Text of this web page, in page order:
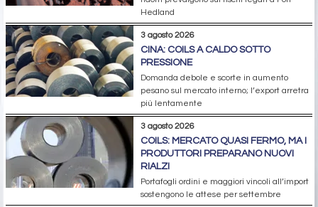
Hedland
3 agosto 2026
CINA: COILS A CALDO SOTTO
PRESSIONE
Domanda debole e scorte in aumento
pesano sul mercato interno; l’export arretra
più lentamente
3 agosto 2026
COILS: MERCATO QUASI FERMO, MA I
PRODUTTORI PREPARANO NUOVI
RIALZI
Portafogli ordini e maggiori vincoli all’import
sostengono le attese per settembre